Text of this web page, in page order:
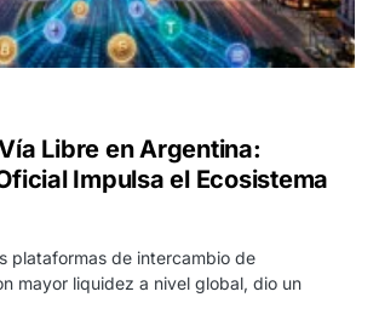
Libre en Argentina:
Impulsa el Ecosistema
plataformas de intercambio de
mayor liquidez a nivel global, dio un